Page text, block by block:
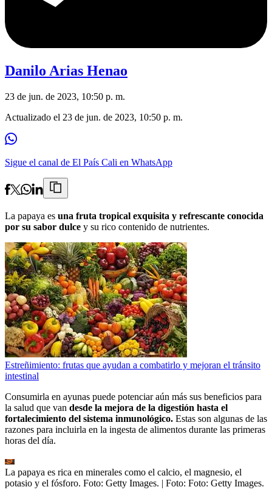
Danilo Arias Henao
23 de jun. de 2023, 10:50 p. m.
Actualizado el 23 de jun. de 2023, 10:50 p. m.
Sigue el canal de El País Cali en WhatsApp
La papaya es una fruta tropical exquisita y refrescante conocida
por su sabor dulce y su rico contenido de nutrientes.
Estreñimiento: frutas que ayudan a combatirlo y mejoran el tránsito
intestinal
Consumirla en ayunas puede potenciar aún más sus beneficios para
la salud que van desde la mejora de la digestión hasta el
fortalecimiento del sistema inmunológico. Estas son algunas de las
razones para incluirla en la ingesta de alimentos durante las primeras
horas del día.
La papaya es rica en minerales como el calcio, el magnesio, el
potasio y el fósforo. Foto: Getty Images. | Foto: Foto: Getty Images.